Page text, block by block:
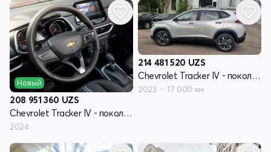
Новый
208 951 360 UZS
Chevrolet Tracker IV - поколение
2024
214 481 520 UZS
Chevrolet Tracker IV - поколение
2023 17 000 км